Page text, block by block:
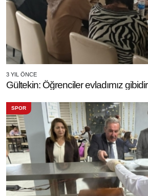
3 YIL ÖNCE
Gültekin: Öğrenciler evladımız gibidir
SPOR